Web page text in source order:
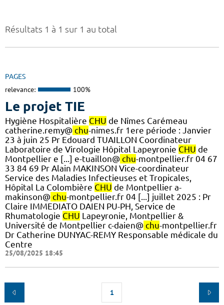
Résultats 1 à 1 sur 1 au total
PAGES
relevance: 100%
Le projet TIE
Hygiène Hospitalière CHU de Nîmes Carémeau
catherine.remy@ chu-nimes.fr 1ere période : Janvier
23 à juin 25 Pr Edouard TUAILLON Coordinateur
Laboratoire de Virologie Hôpital Lapeyronie CHU de
Montpellier e [...] e-tuaillon@ chu-montpellier.fr 04 67
33 84 69 Pr Alain MAKINSON Vice-coordinateur
Service des Maladies Infectieuses et Tropicales,
Hôpital La Colombière CHU de Montpellier a-
makinson@ chu-montpellier.fr 04 [...] juillet 2025 : Pr
Claire IMMEDIATO DAIEN PU-PH, Service de
Rhumatologie CHU Lapeyronie, Montpellier &
Université de Montpellier c-daien@ chu-montpellier.fr
Dr Catherine DUNYAC-REMY Responsable médicale du
Centre
25/08/2025 18:45
1